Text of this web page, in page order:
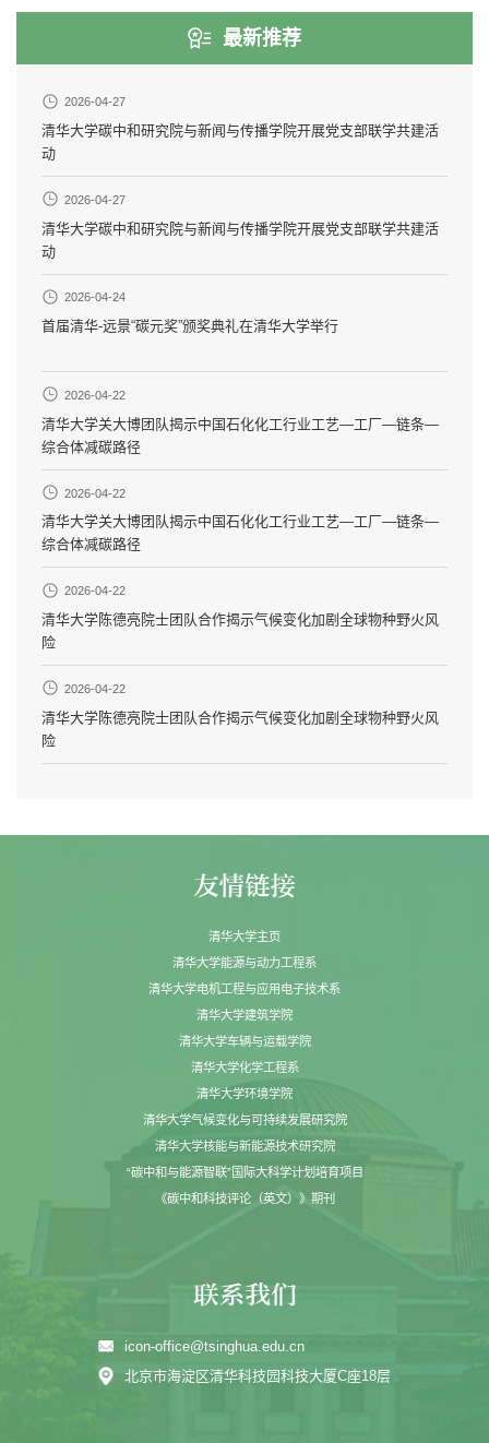
最新推荐
2026-04-27
清华大学碳中和研究院与新闻与传播学院开展党支部联学共建活
动
2026-04-27
清华大学碳中和研究院与新闻与传播学院开展党支部联学共建活
动
2026-04-24
首届清华-远景“碳元奖”颁奖典礼在清华大学举行
2026-04-22
清华大学关大博团队揭示中国石化化工行业工艺—工厂—链条—
综合体减碳路径
2026-04-22
清华大学关大博团队揭示中国石化化工行业工艺—工厂—链条—
综合体减碳路径
2026-04-22
清华大学陈德亮院士团队合作揭示气候变化加剧全球物种野火风
险
2026-04-22
清华大学陈德亮院士团队合作揭示气候变化加剧全球物种野火风
险
清华大学主页
清华大学能源与动力工程系
清华大学电机工程与应用电子技术系
清华大学建筑学院
清华大学车辆与运载学院
清华大学化学工程系
清华大学环境学院
清华大学气候变化与可持续发展研究院
清华大学核能与新能源技术研究院
“碳中和与能源智联”国际大科学计划培育项目
《碳中和科技评论（英文）》期刊
icon-office@tsinghua.edu.cn
北京市海淀区清华科技园科技大厦C座18层